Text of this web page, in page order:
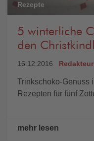
Rezepte
5 winterliche
den
16.12.2016 Redakteur
Trinkschoko-Genuss
Rezepten für fünf
mehr lesen